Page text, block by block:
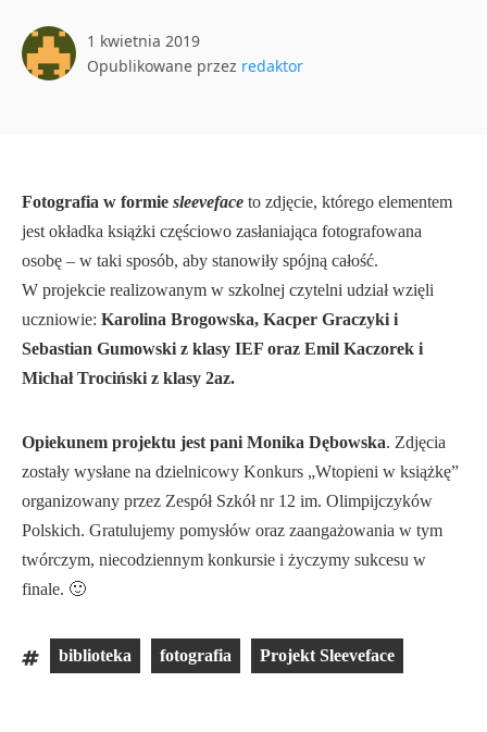
1 kwietnia 2019
Opublikowane przez redaktor
Fotografia w formie sleeveface to zdjęcie, którego elementem
jest okładka książki częściowo zasłaniająca fotografowana
osobę – w taki sposób, aby stanowiły spójną całość.
W projekcie realizowanym w szkolnej czytelni udział wzięli
uczniowie: Karolina Brogowska, Kacper Graczyki i
Sebastian Gumowski z klasy IEF oraz Emil Kaczorek i
Michał Trociński z klasy 2az.
Opiekunem projektu jest pani Monika Dębowska. Zdjęcia
zostały wysłane na dzielnicowy Konkurs „Wtopieni w książkę”
organizowany przez Zespół Szkół nr 12 im. Olimpijczyków
Polskich. Gratulujemy pomysłów oraz zaangażowania w tym
twórczym, niecodziennym konkursie i życzymy sukcesu w
finale. 🙂
biblioteka fotografia Projekt Sleeveface